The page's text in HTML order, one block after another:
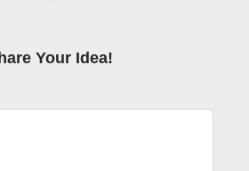
Your Idea!​